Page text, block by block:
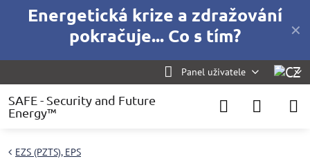
✕
Energetická krize a zdražování
pokračuje... Co s tím?
Panel uživatele
SAFE - Security and Future
Energy™
EZS (PZTS), EPS